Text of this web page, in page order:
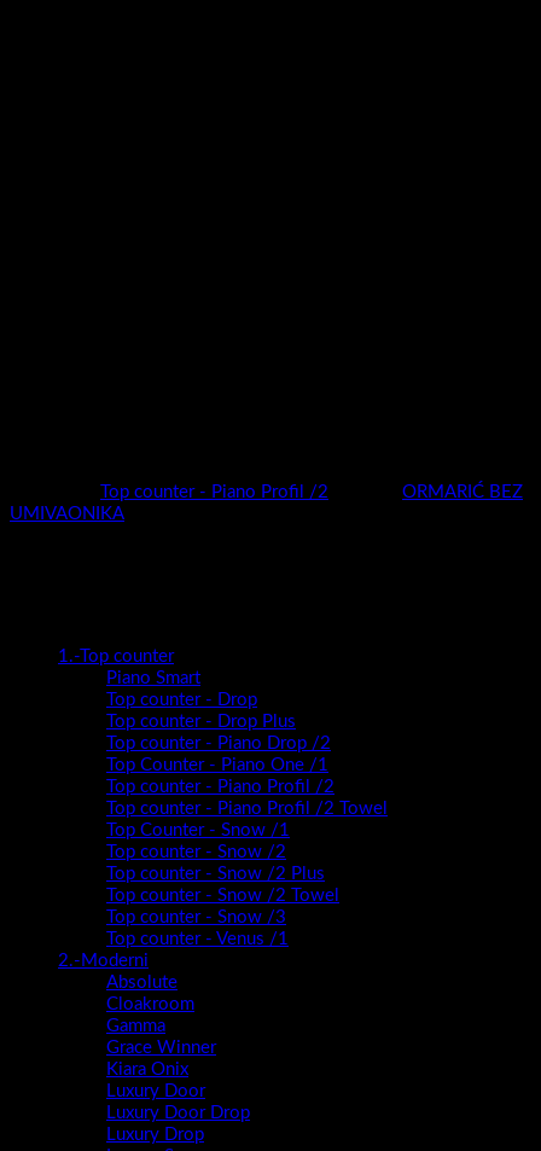
Top counter - Piano Profil /2
ORMARIĆ BEZ
UMIVAONIKA
1.-Top counter
Piano Smart
Top counter - Drop
Top counter - Drop Plus
Top counter - Piano Drop /2
Top Counter - Piano One /1
Top counter - Piano Profil /2
Top counter - Piano Profil /2 Towel
Top Counter - Snow /1
Top counter - Snow /2
Top counter - Snow /2 Plus
Top counter - Snow /2 Towel
Top counter - Snow /3
Top counter - Venus /1
2.-Moderni
Absolute
Cloakroom
Gamma
Grace Winner
Kiara Onix
Luxury Door
Luxury Door Drop
Luxury Drop